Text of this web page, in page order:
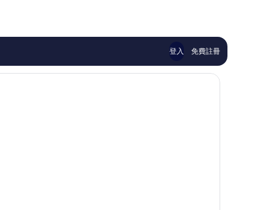
論
論
登入 免費註冊